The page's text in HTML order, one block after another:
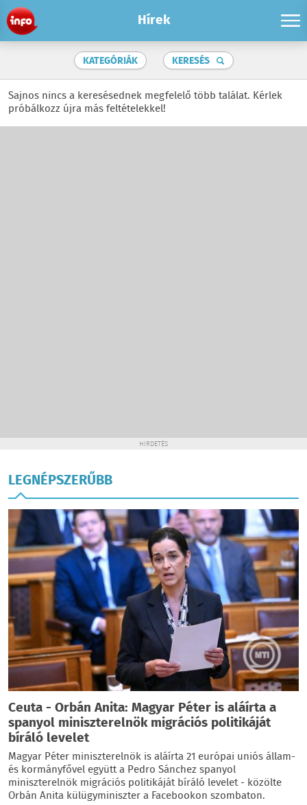
Hírek
KATEGÓRIÁK KERESÉS
Sajnos nincs a keresésednek megfelelő több találat. Kérlek
próbálkozz újra más feltételekkel!
HIRDETÉS
LEGNÉPSZERŰBB
Ceuta - Orbán Anita: Magyar Péter is aláírta a
spanyol miniszterelnök migrációs politikáját
bíráló levelet
Magyar Péter miniszterelnök is aláírta 21 európai uniós állam-
és kormányfővel együtt a Pedro Sánchez spanyol
miniszterelnök migrációs politikáját bíráló levelet - közölte
Orbán Anita külügyminiszter a Facebookon szombaton.